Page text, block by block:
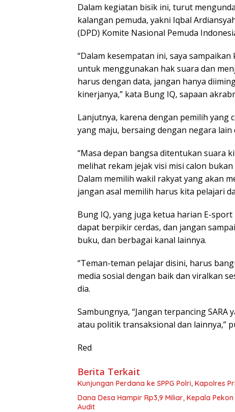
Dalam kegiatan bisik ini, turut
kalangan pemuda, yakni Iqbal
(DPD) Komite Nasional Pemuda
“Dalam kesempatan ini, saya
untuk menggunakan hak suara dan
harus dengan data, jangan hanya
kinerjanya,” kata Bung IQ, sapaan
Lanjutnya, karena dengan pemilih yang
yang maju, bersaing dengan negara
“Masa depan bangsa ditentukan suara
melihat rekam jejak visi misi calon
Dalam memilih wakil rakyat yang akan
jangan asal memilih harus kita pelajari
Bung IQ, yang juga ketua harian E-
dapat berpikir cerdas, dan jangan
buku, dan berbagai kanal lainnya.
“Teman-teman pelajar disini, harus
media sosial dengan baik dan viralkan
dia.
Sambungnya, “Jangan terpancing
atau politik transaksional dan lainnya,”
Red
Berita Terkait
Kunjungan Perdana ke SPPG Polri, Kapolres
Dana Desa Hampir Rp3,9 Miliar, Kepala
Audit